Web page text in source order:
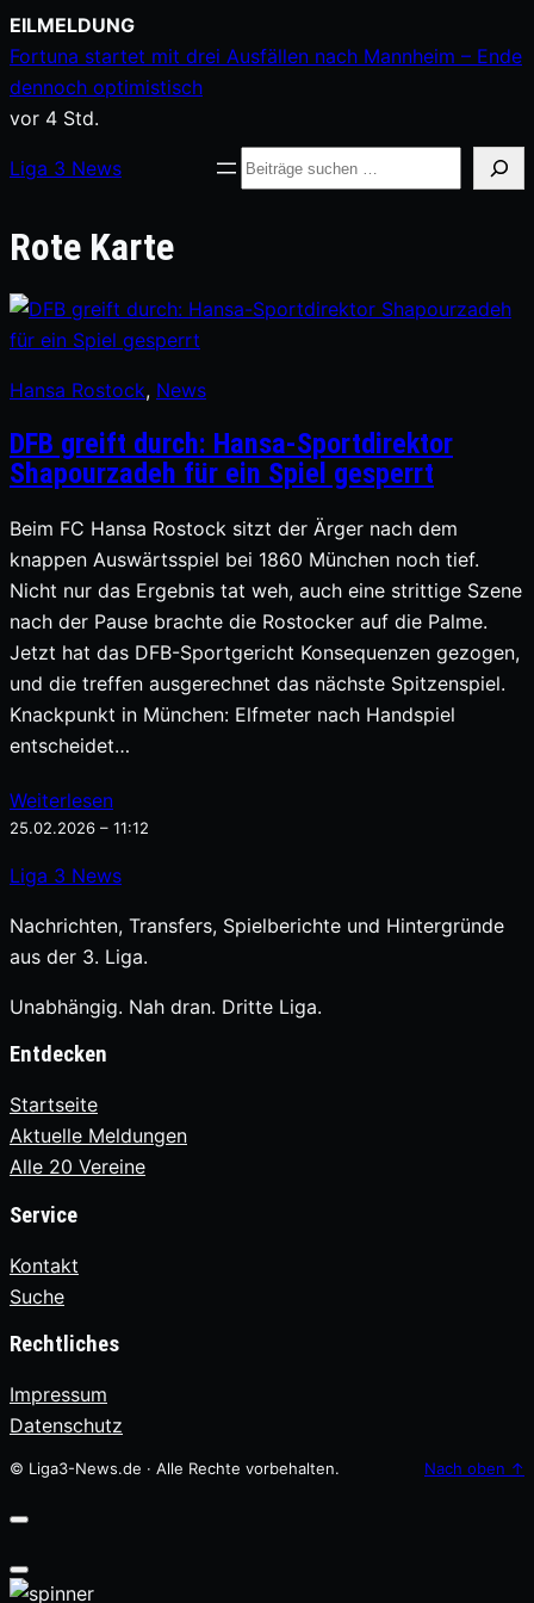
Zum
Inhalt
springen
EILMELDUNG
Fortuna startet mit drei Ausfällen nach Mannheim – Ende
dennoch optimistisch
vor 4 Std.
Liga 3 News Suche
Rote Karte
Hansa Rostock, News
DFB greift durch: Hansa-Sportdirektor
Shapourzadeh für ein Spiel gesperrt
Beim FC Hansa Rostock sitzt der Ärger nach dem
knappen Auswärtsspiel bei 1860 München noch tief.
Nicht nur das Ergebnis tat weh, auch eine strittige Szene
nach der Pause brachte die Rostocker auf die Palme.
Jetzt hat das DFB-Sportgericht Konsequenzen gezogen,
und die treffen ausgerechnet das nächste Spitzenspiel.
Knackpunkt in München: Elfmeter nach Handspiel
entscheidet…
Weiterlesen
25.02.2026 – 11:12
Liga 3 News
Nachrichten, Transfers, Spielberichte und Hintergründe
aus der 3. Liga.
Unabhängig. Nah dran. Dritte Liga.
Entdecken
Startseite
Aktuelle Meldungen
Alle 20 Vereine
Service
Kontakt
Suche
Rechtliches
Impressum
Datenschutz
© Liga3-News.de · Alle Rechte vorbehalten. Nach oben ↑